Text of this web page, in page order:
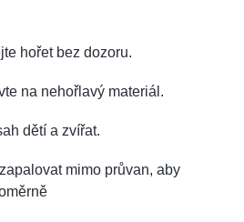
hořet bez dozoru.
na nehořlavý materiál.
dětí a zvířat.
mimo průvan, aby